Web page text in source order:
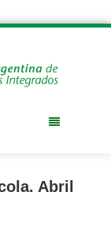
Abril